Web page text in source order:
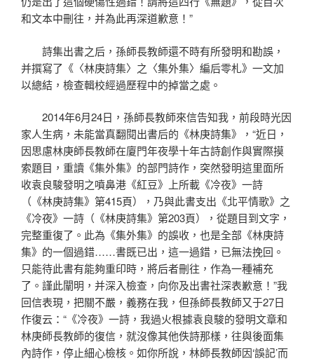
和文本中刪往，并為此再深道歉意！”
詩集出書之后，孫師長教師還不時有所發明和勘誤，
并撰寫了《〈林庚詩集〉之〈集外集〉編后零札》一文加
以總結，檢查輯校經過歷程中的掉當之處。
2014年6月24日，孫師長教師來信告知我，前段時光因
家人生病，未能當真翻閱出書后的《林庚詩集》，“近日，
因思慮林庚師長教師在廈門年夜學十年古詩創作與實際摸
索題目，重讀《集外集》的部門詩作，突然發明這里面所
收袁良駿發明之噴鼻港《紅豆》上所載《冷夜》一詩
（《林庚詩集》第415頁），乃與此書支出《北平情歌》之
《冷夜》一詩（《林庚詩集》第203頁），從題目到文字，
完整重復了。此為《集外集》的誤收，也是全部《林庚詩
集》的一個過錯……書既已出，這一過錯，已無法挽回。
只能待此書有能夠重印時，將后者刪往，作為一種補充
了。謹此闡明，并深入檢查，向你及出書社深表歉意！”我
回信表現，把關不嚴，義務在我，但孫師長教師又于27日
作復云：“《冷夜》一詩，我過火根據袁良駿的發明文章和
林庚師長教師的復信，就沒像其他佚詩那樣，往與後面集
內詩作，停止細心檢核。如你所說，林師長教師因‘誤記’而